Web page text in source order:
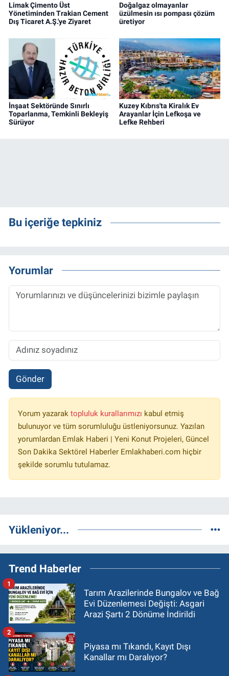
Limak Çimento Üst
Yönetiminden Trakian Cement
Dış Ticaret A.Ş.'ye Ziyaret
Doğalgaz olmayanlar
üzülmesin ısı pompası çözüm
üretiyor
İnşaat Sektöründe Sınırlı
Toparlanma, Temkinli Bekleyiş
Sürüyor
Kuzey Kıbrıs'ta Kiralık Ev
Arayanlar İçin Lefkoşa ve
Lefke Rehberi
Bu içeriğe tepkiniz
Yorumlar
Gönder
Yorum yazarak topluluk kurallarımızı kabul etmiş
bulunuyor ve tüm sorumluluğu üstleniyorsunuz. Yazılan
yorumlardan Emlak Haberi | Yeni Konut Projeleri, Güncel
Son Dakika Sektörel Haberler Emlakhaberi.com hiçbir
şekilde sorumlu tutulamaz.
Yükleniyor...
Trend Haberler
Tarım Arazilerinde Bungalov ve Bağ
Evi Düzenlemesi Değişti: Asgari
Arazi Şartı 2 Dönüme İndirildi
1
Piyasa mı Tıkandı, Kayıt Dışı
Kanallar mı Daralıyor?
2